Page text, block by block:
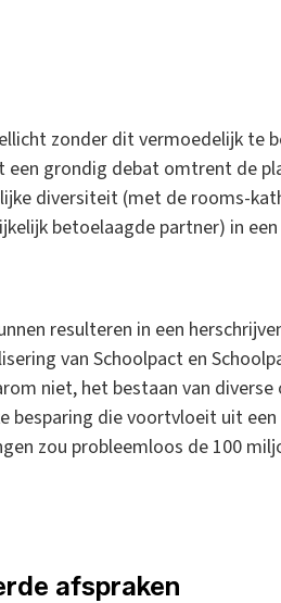
zonder dit vermoedelijk te
grondig debat omtrent de
diversiteit (met de rooms-
betoelaagde partner) in
resulteren in een
van Schoolpact en
niet, het bestaan van
besparing die voortvloeit uit
zou probleemloos de 100
afspraken